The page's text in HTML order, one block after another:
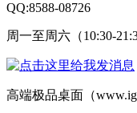
QQ:8588-08726
周一至周六（10:30-
高端极品桌面（